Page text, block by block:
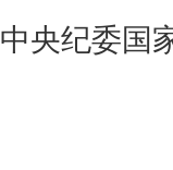
中央纪委国